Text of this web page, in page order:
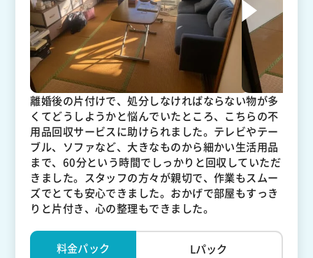
離婚後の片付けで、処分しなければならない物が多
くてどうしようかと悩んでいたところ、こちらの不
用品回収サービスに助けられました。テレビやテー
ブル、ソファなど、大きなものから細かい生活用品
まで、60分という時間でしっかりと回収していただ
きました。スタッフの方々が親切で、作業もスムー
ズでとても安心できました。おかげで部屋もすっき
りと片付き、心の整理もできました。
料金パック Lパック